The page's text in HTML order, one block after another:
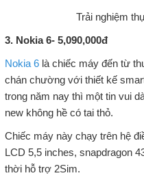
Trải nghiệm
3. Nokia 6- 5,090,000đ
Nokia 6là chiếc máy đến từ
chán chường với thiết kế
trong năm nay thì một tin vui
new không hề có tai thỏ.
Chiếc máy này chạy trên hệ
LCD 5,5 inches, snapdragon
thời hỗ trợ 2Sim.